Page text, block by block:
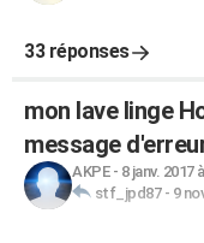
33 réponses
mon lave linge
message
AKPE- 8 janv. 2017
stf_jpd87- 9